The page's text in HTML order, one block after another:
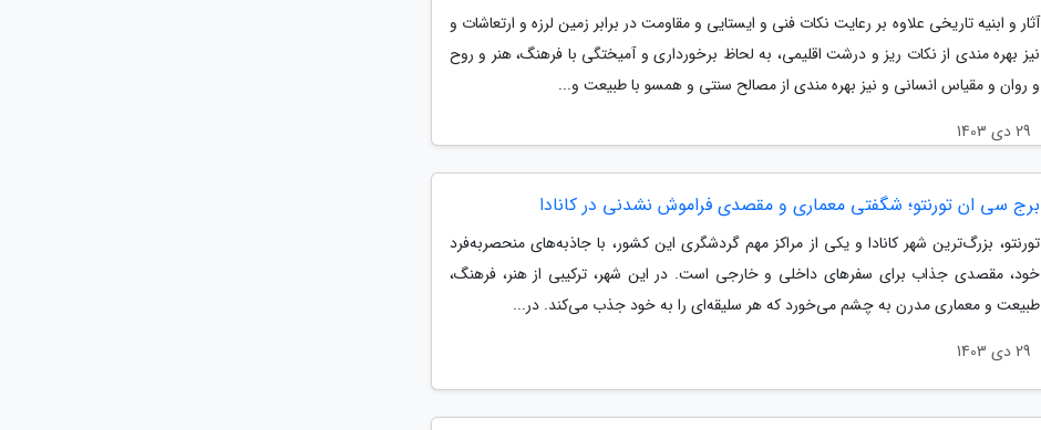
آثار و ابنیه تاریخی علاوه بر رعایت نکات فنی و ایستایی و مقاومت در برابر زمین لرزه و ارتعاشات و
نیز بهره مندی از نکات ریز و درشت اقلیمی، به لحاظ برخورداری و آمیختگی با فرهنگ، هنر و روح
و روان و مقیاس انسانی و نیز بهره مندی از مصالح سنتی و همسو با طبیعت و...
29 دی 1403
برج سی ان تورنتو؛ شگفتی معماری و مقصدی فراموش نشدنی در کانادا
تورنتو، بزرگ‌ترین شهر کانادا و یکی از مراکز مهم گردشگری این کشور، با جاذبه‌های منحصربه‌فرد
خود، مقصدی جذاب برای سفرهای داخلی و خارجی است. در این شهر، ترکیبی از هنر، فرهنگ،
طبیعت و معماری مدرن به چشم می‌خورد که هر سلیقه‌ای را به خود جذب می‌کند. در...
29 دی 1403